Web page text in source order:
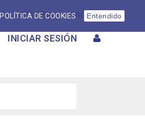
ESPAÑOL ENGLISH
INICIAR SESIÓN
POLÍTICA DE COOKIES Entendido